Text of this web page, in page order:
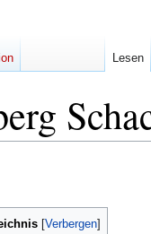
Lesen